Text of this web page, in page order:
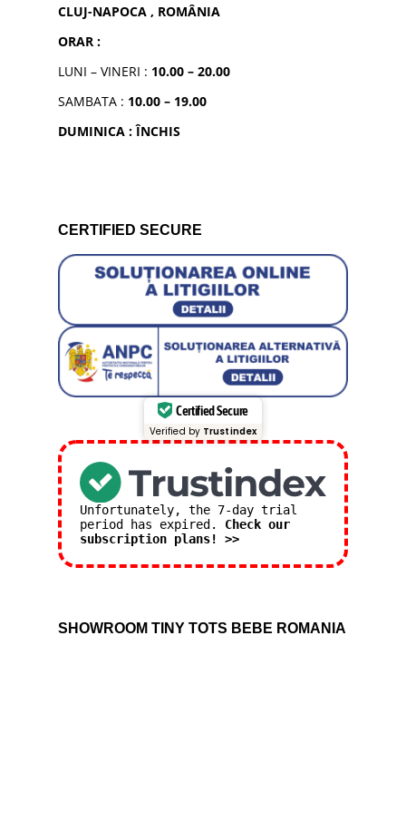
CLUJ-NAPOCA , ROMÂNIA
ORAR :
LUNI – VINERI : 10.00 – 20.00
SAMBATA : 10.00 – 19.00
DUMINICA : ÎNCHIS
CERTIFIED SECURE
Certified Secure
Verified by Trustindex
Unfortunately, the 7-day trial
period has expired. Check our
subscription plans! >>
SHOWROOM TINY TOTS BEBE ROMANIA